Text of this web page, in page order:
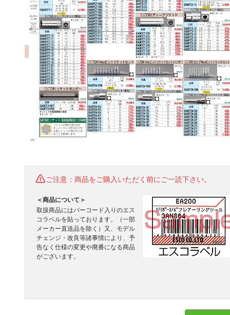
ご注意：商品をご購入いただく前にご一読下さい。
＜商品について＞
取扱商品にはバーコード入りのエス
コラベルを貼っております。（一部
メーカー直送品を除く）又、モデル
チェンジ・改良等諸事情により、予
告なく仕様の変更や廃番になる商品
がございます。